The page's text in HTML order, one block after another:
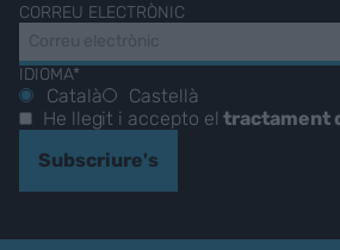
CORREU ELECTRÒNIC
IDIOMA*
Català
Castellà
He llegit i accepto eltractament
Subscriure's